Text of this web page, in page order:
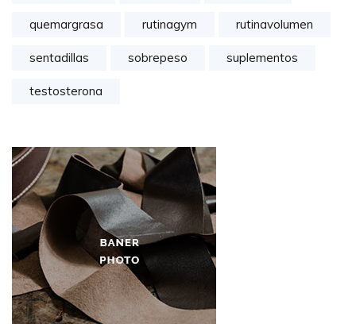
quemargrasa rutinagym rutinavolumen
sentadillas sobrepeso suplementos
testosterona